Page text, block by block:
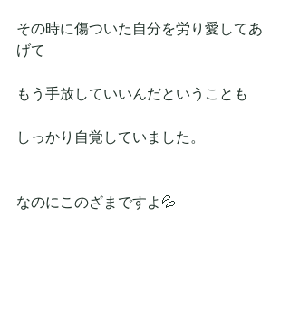
その時に傷ついた自分を労り愛してあ
げて
もう手放していいんだということも
しっかり自覚していました。
なのにこのざまですよ💦